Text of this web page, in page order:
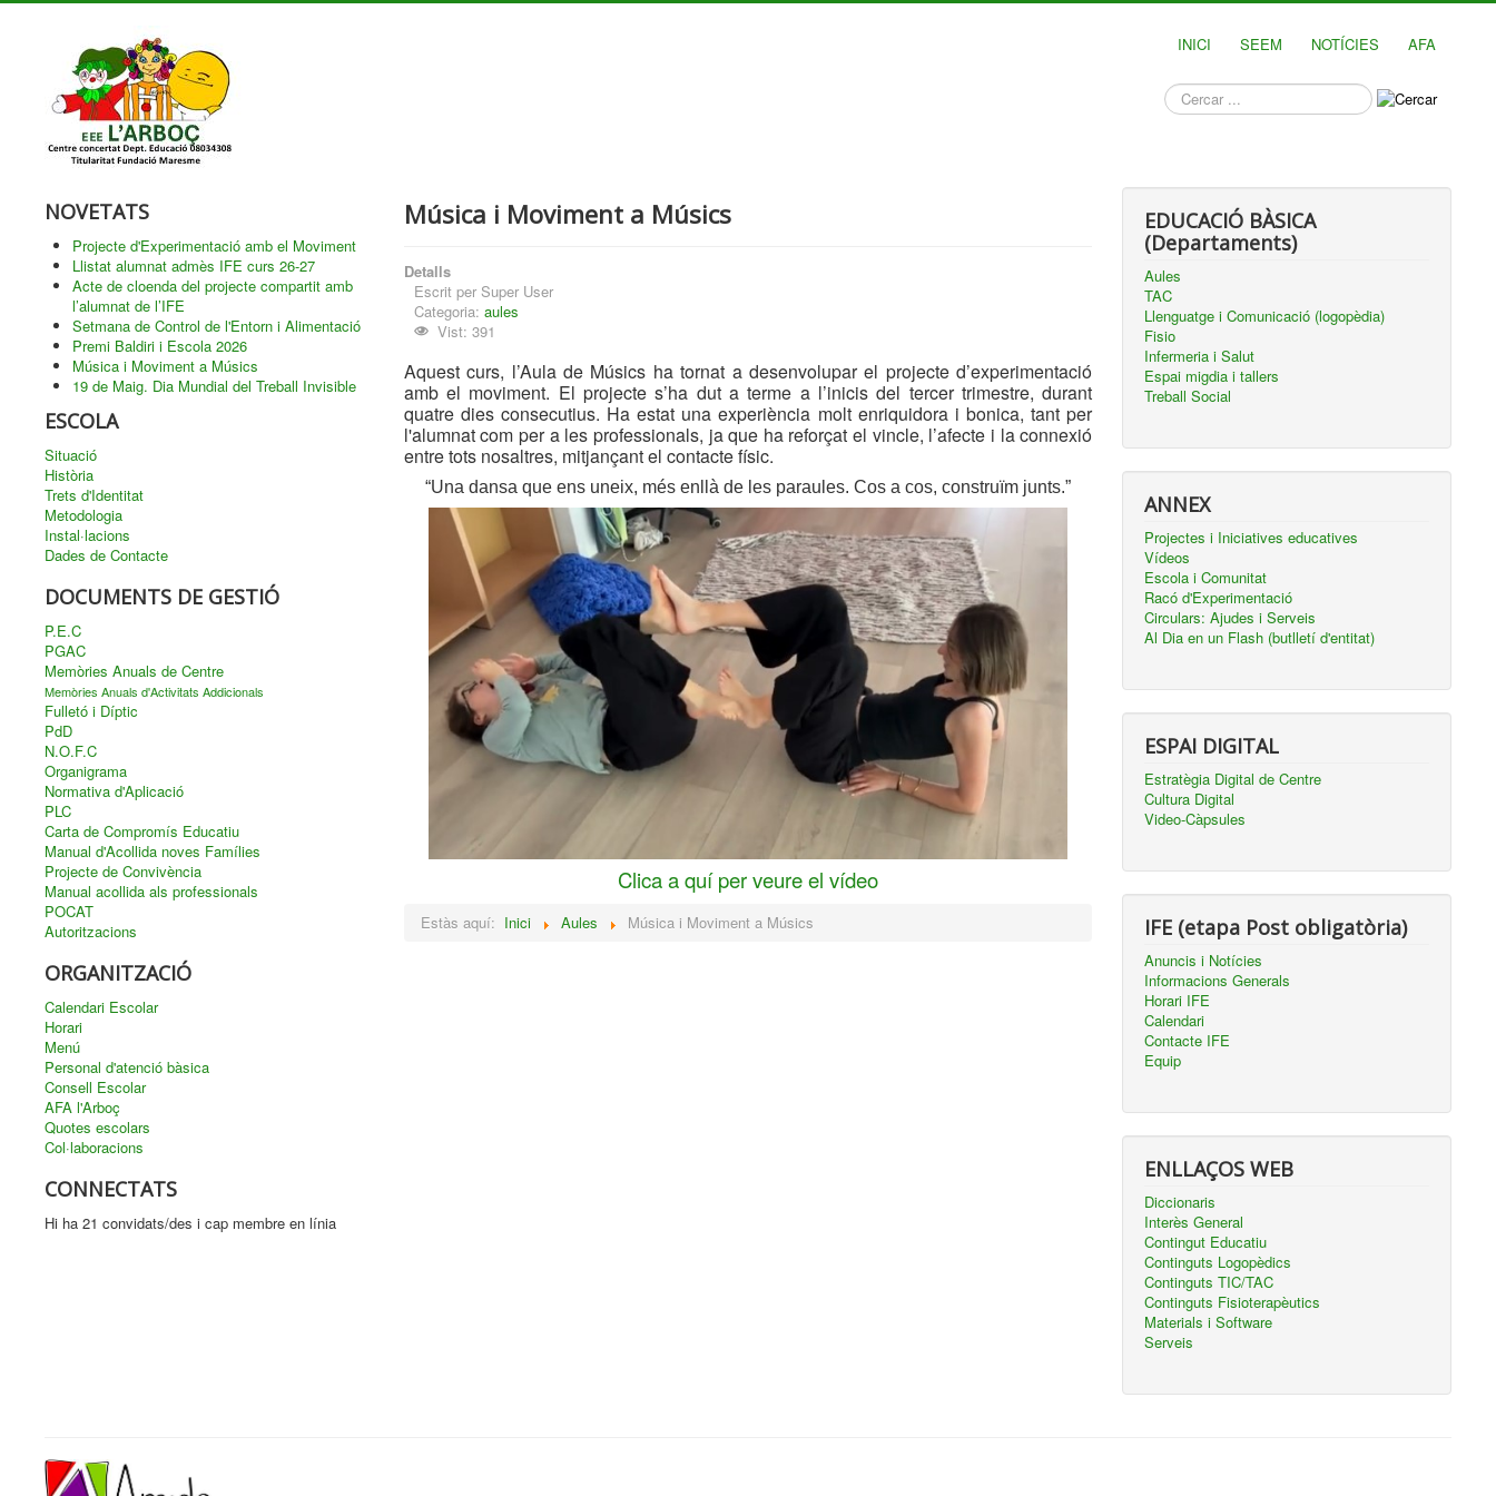
INICI SEEM NOTÍCIES AFA
què
busques?
NOVETATS
Projecte d'Experimentació amb el Moviment
Llistat alumnat admès IFE curs 26-27
Acte de cloenda del projecte compartit amb
l’alumnat de l’IFE
Setmana de Control de l'Entorn i Alimentació
Premi Baldiri i Escola 2026
Música i Moviment a Músics
19 de Maig. Dia Mundial del Treball Invisible
ESCOLA
Situació
Història
Trets d'Identitat
Metodologia
Instal·lacions
Dades de Contacte
DOCUMENTS DE GESTIÓ
P.E.C
PGAC
Memòries Anuals de Centre
Memòries Anuals d'Activitats Addicionals
Fulletó i Díptic
PdD
N.O.F.C
Organigrama
Normativa d'Aplicació
PLC
Carta de Compromís Educatiu
Manual d'Acollida noves Famílies
Projecte de Convivència
Manual acollida als professionals
POCAT
Autoritzacions
ORGANITZACIÓ
Calendari Escolar
Horari
Menú
Personal d'atenció bàsica
Consell Escolar
AFA l'Arboç
Quotes escolars
Col·laboracions
CONNECTATS
Hi ha 21 convidats/des i cap membre en línia
Música i Moviment a Músics
Detalls
Escrit per Super User
Categoria: aules
Vist: 391
Aquest curs, l’Aula de Músics ha tornat a desenvolupar el projecte d’experimentació
amb el moviment. El projecte s’ha dut a terme a l’inicis del tercer trimestre, durant
quatre dies consecutius. Ha estat una experiència molt enriquidora i bonica, tant per
l'alumnat com per a les professionals, ja que ha reforçat el vincle, l’afecte i la connexió
entre tots nosaltres, mitjançant el contacte físic.
“Una dansa que ens uneix, més enllà de les paraules. Cos a cos, construïm junts.”
Clica a quí per veure el vídeo
Estàs aquí: Inici Aules Música i Moviment a Músics
EDUCACIÓ BÀSICA
(Departaments)
Aules
TAC
Llenguatge i Comunicació (logopèdia)
Fisio
Infermeria i Salut
Espai migdia i tallers
Treball Social
ANNEX
Projectes i Iniciatives educatives
Vídeos
Escola i Comunitat
Racó d'Experimentació
Circulars: Ajudes i Serveis
Al Dia en un Flash (butlletí d'entitat)
ESPAI DIGITAL
Estratègia Digital de Centre
Cultura Digital
Video-Càpsules
IFE (etapa Post obligatòria)
Anuncis i Notícies
Informacions Generals
Horari IFE
Calendari
Contacte IFE
Equip
ENLLAÇOS WEB
Diccionaris
Interès General
Contingut Educatiu
Continguts Logopèdics
Continguts TIC/TAC
Continguts Fisioterapèutics
Materials i Software
Serveis